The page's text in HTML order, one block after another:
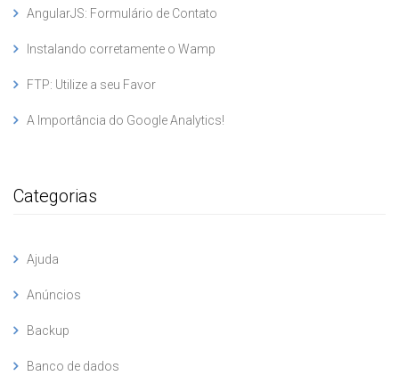
AngularJS: Formulário de Contato
Instalando corretamente o Wamp
FTP: Utilize a seu Favor
A Importância do Google Analytics!
Categorias
Ajuda
Anúncios
Backup
Banco de dados